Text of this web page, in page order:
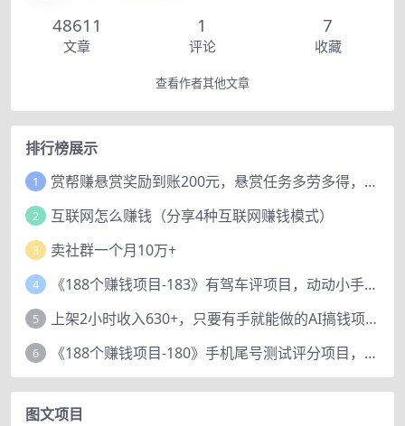
48611
文章
1
评论
7
收藏
查看作者其他文章
排行榜展示
1 赏帮赚悬赏奖励到账200元，悬赏任务多劳多得，人人可做。
2 互联网怎么赚钱（分享4种互联网赚钱模式）
3 卖社群一个月10万+
4 《188个赚钱项目-183》有驾车评项目，动动小手，复制粘贴赚44元！
5 上架2小时收入630+，只要有手就能做的AI搞钱项目，奶奶看完都能学会!
6 《188个赚钱项目-180》手机尾号测试评分项目，短视频直播日赚200+
图文项目